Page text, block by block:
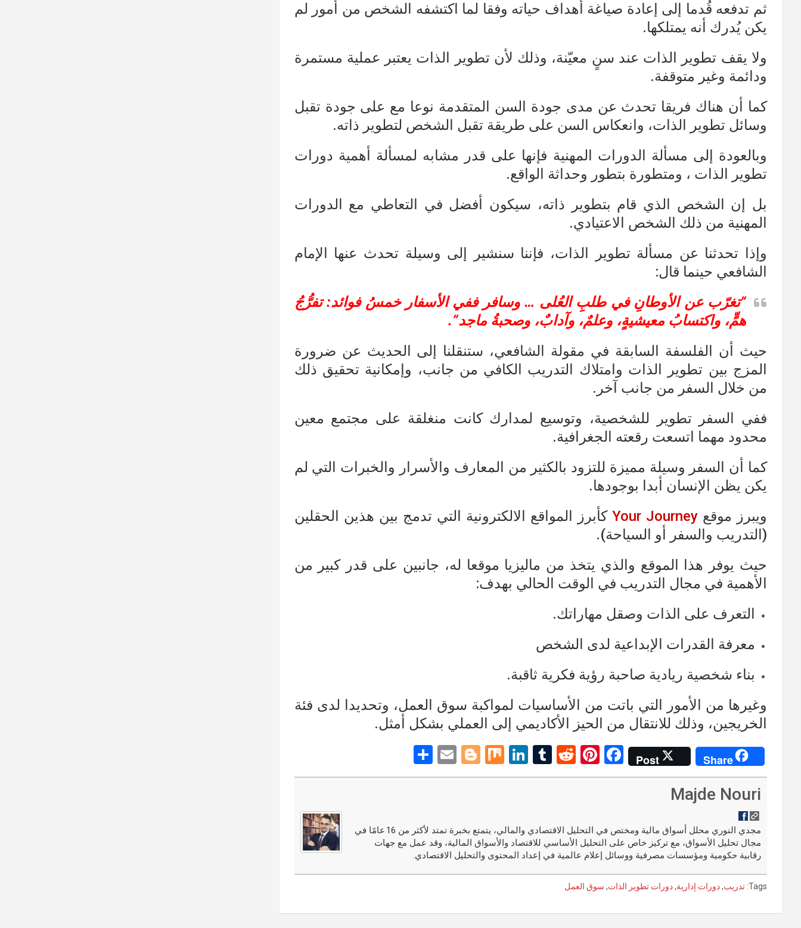
ثم تدفعه قُدما إلى إعادة صياغة أهداف حياته وفقا لما اكتشفه الشخص من أمور لم
يكن يُدرك أنه يمتلكها.
ولا يقف تطوير الذات عند سنٍ معيّنة، وذلك لأن تطوير الذات يعتبر عملية مستمرة
ودائمة وغير متوقفة.
كما أن هناك فريقا تحدث عن مدى جودة السن المتقدمة نوعا مع على جودة تقبل
وسائل تطوير الذات، وانعكاس السن على طريقة تقبل الشخص لتطوير ذاته.
وبالعودة إلى مسألة الدورات المهنية فإنها على قدر مشابه لمسألة أهمية دورات
تطوير الذات ، ومتطورة بتطور وحداثة الواقع.
بل إن الشخص الذي قام بتطوير ذاته، سيكون أفضل في التعاطي مع الدورات
المهنية من ذلك الشخص الاعتيادي.
وإذا تحدثنا عن مسألة تطوير الذات، فإننا سنشير إلى وسيلة تحدث عنها الإمام
الشافعي حينما قال:
“تغرّب عن الأوطانِ في طلبِ العُلى … وسافر ففي الأسفار خمسُ فوائد: تفرُّجُ
همٍّ، واكتسابُ معيشيةٍ، وعلمٌ، وآدابٌ، وصحبةُ ماجد”.
حيث أن الفلسفة السابقة في مقولة الشافعي، ستنقلنا إلى الحديث عن ضرورة
المزج بين تطوير الذات وامتلاك التدريب الكافي من جانب، وإمكانية تحقيق ذلك
من خلال السفر من جانب آخر.
ففي السفر تطوير للشخصية، وتوسيع لمدارك كانت منغلقة على مجتمع معين
محدود مهما اتسعت رقعته الجغرافية.
كما أن السفر وسيلة مميزة للتزود بالكثير من المعارف والأسرار والخبرات التي لم
يكن يظن الإنسان أبدا بوجودها.
ويبرز موقعYour Journey كأبرز المواقع الالكترونية التي تدمج بين هذين الحقلين
(التدريب والسفر أو السياحة).
حيث يوفر هذا الموقع والذي يتخذ من ماليزيا موقعا له، جانبين على قدر كبير من
الأهمية في مجال التدريب في الوقت الحالي بهدف:
التعرف على الذات وصقل مهاراتك.
معرفة القدرات الإبداعية لدى الشخص
بناء شخصية ريادية صاحبة رؤية فكرية ثاقبة.
وغيرها من الأمور التي باتت من الأساسيات لمواكبة سوق العمل، وتحديدا لدى فئة
الخريجين، وذلك للانتقال من الحيز الأكاديمي إلى العملي بشكل أمثل.
Share
Post
F
a
o
o
k
Pi
nt
t
R
e
t
T
u
r
Li
n
n
M
ix
Bl
o
er
E
m
h
Majde Nouri
مجدي النوري محلل أسواق مالية ومختص في التحليل الاقتصادي والمالي، يتمتع بخبرة تمتد لأكثر من 16 عامًا في
مجال تحليل الأسواق، مع تركيز خاص على التحليل الأساسي للاقتصاد والأسواق المالية، وقد عمل مع جهات
رقابية حكومية ومؤسسات مصرفية ووسائل إعلام عالمية في إعداد المحتوى والتحليل الاقتصادي.
Tags: تدريب,دورات إدارية,دورات تطوير الذات, سوق العمل